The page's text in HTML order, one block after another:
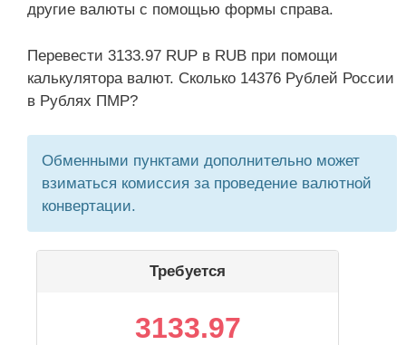
другие валюты с помощью формы справа.
Перевести 3133.97 RUP в RUB при помощи
калькулятора валют. Сколько 14376 Рублей России
в Рублях ПМР?
Обменными пунктами дополнительно может
взиматься комиссия за проведение валютной
конвертации.
Требуется
3133.97